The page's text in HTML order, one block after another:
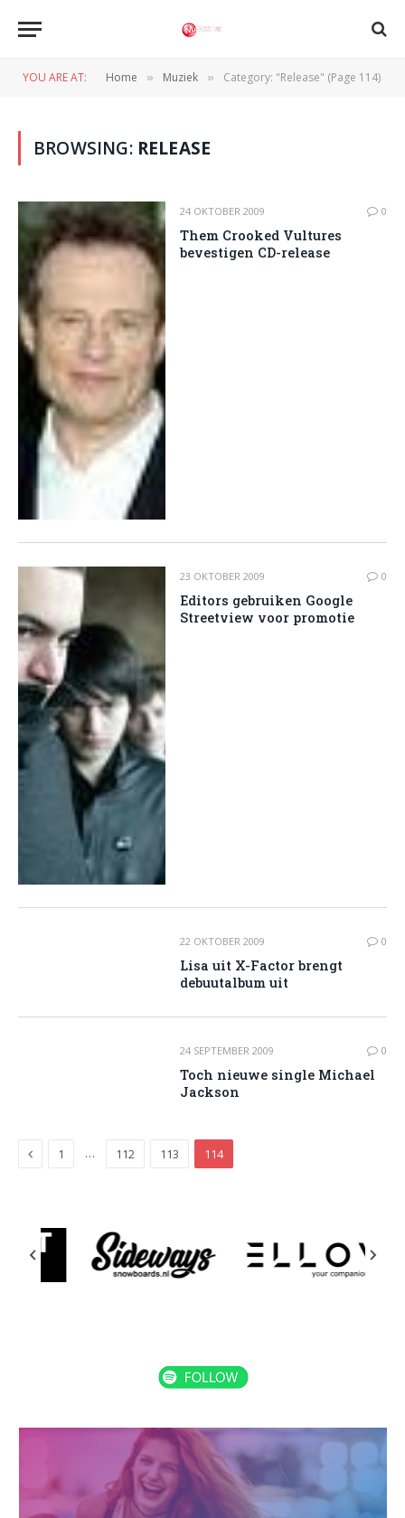
YOU ARE AT: Home » Muziek » Category: "Release" (Page 114)
BROWSING: RELEASE
24 OKTOBER 2009 0
Them Crooked Vultures
bevestigen CD-release
23 OKTOBER 2009 0
Editors gebruiken Google
Streetview voor promotie
22 OKTOBER 2009 0
Lisa uit X-Factor brengt
debuutalbum uit
24 SEPTEMBER 2009 0
Toch nieuwe single Michael
Jackson
Previous
1 … 112 113 114